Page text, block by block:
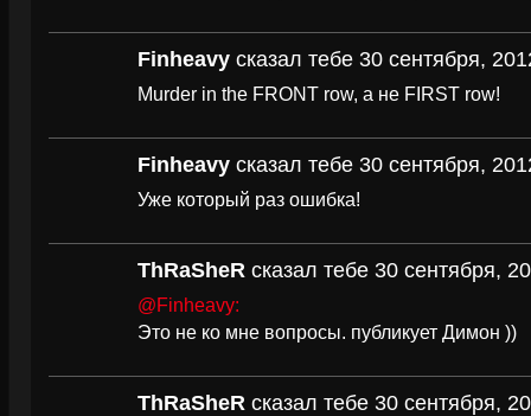
Finheavy сказал тебе 30 сентября,
Murder in the FRONT row, а не FIRST row!
Finheavy сказал тебе 30 сентября,
Уже который раз ошибка!
ThRaSheR сказал тебе 30 сентября,
@Finheavy:
Это не ко мне вопросы. публикует Димон ))
ThRaSheR сказал тебе 30 сентября,